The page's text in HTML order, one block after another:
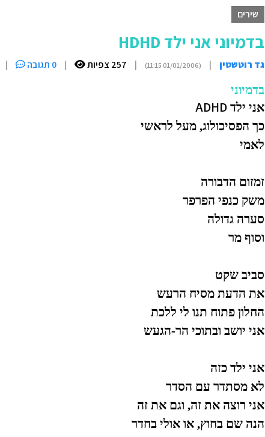
שירים
בדמיוני אני ילד HDHD
גד רוטשטין |
(01/01/2006 11:15)
| 257 צפיות | 0 תגובה |
בדמיוני
אני ילד ADHD
כך הפסיכולוג, מעל לראשי
לאמי
זמזום הדבורה
משק כנפי הפרפר
סערה גדולה
וסוף מר
סביב שקט
את הדעת מסיח הרעש
החלון פתוח תנו לי ללכת
אני יושב ובתוכי הר-הגעש
אני ילד כזה
לא מסתדר עם הסדר
אני רוצה את זה, וגם את זה
הנה שם בחוץ, או אולי בחדר